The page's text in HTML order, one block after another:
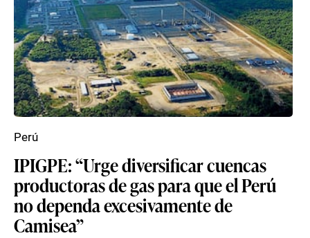
IPIGPE: “Urge diversificar cuencas
productoras de gas para que el Perú
no dependa excesivamente de
Camisea”
Perú